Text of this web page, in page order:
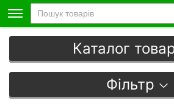
Каталог
Фільтр